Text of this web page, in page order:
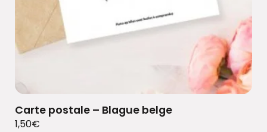
Carte postale – Blague belge
1,50€